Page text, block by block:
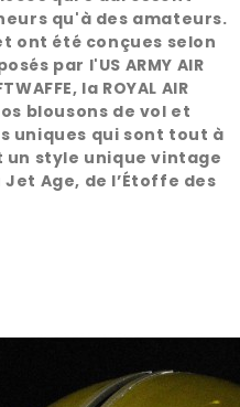
qu'à des amateurs.
ont été conçues selon
par l'US ARMY AIR
la ROYAL AIR
blousons de vol et
uniques qui sont tout à
style unique vintage
Age, de l’Étoffe des